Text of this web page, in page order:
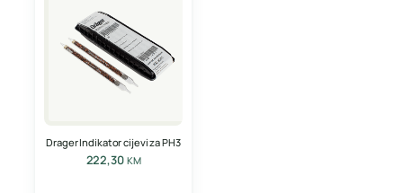
Drager Indikator cijevi za PH3
222,30 KM